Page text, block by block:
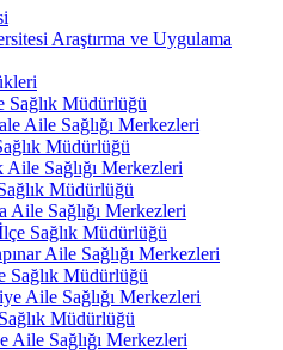
Araştırma ve Uygulama
Sağlık Müdürlüğü
Aile Sağlığı Merkezleri
Müdürlüğü
Sağlığı Merkezleri
Müdürlüğü
Aile Sağlığı Merkezleri
Sağlık Müdürlüğü
Aile Sağlığı Merkezleri
Sağlık Müdürlüğü
Aile Sağlığı Merkezleri
Müdürlüğü
Aile Sağlığı Merkezleri